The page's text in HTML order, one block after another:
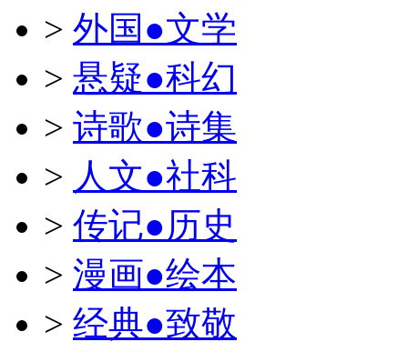
> 外国●文学
> 悬疑●科幻
> 诗歌●诗集
> 人文●社科
> 传记●历史
> 漫画●绘本
> 经典●致敬